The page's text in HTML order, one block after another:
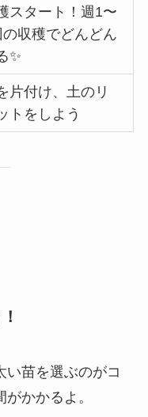
スタート！週1〜
の収穫でどんどん
✨
片付け、土のリ
トをしよう
い苗を選ぶのがコ
かかるよ。